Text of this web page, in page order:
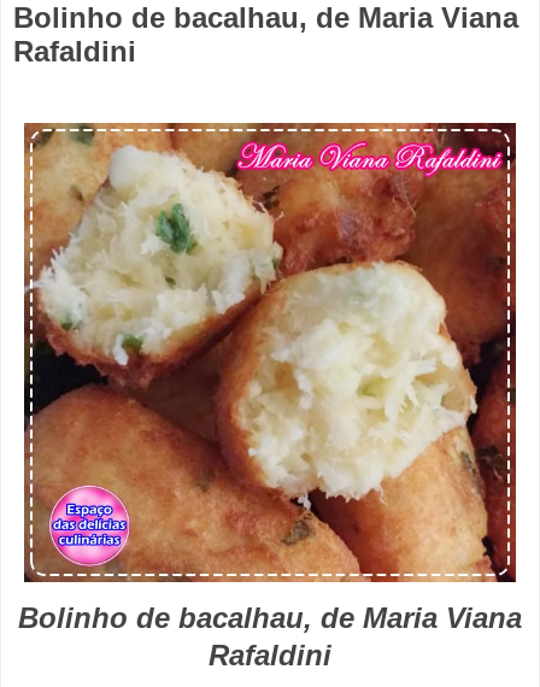
Bolinho de bacalhau, de Maria Viana
Rafaldini
Bolinho de bacalhau, de Maria Viana
Rafaldini